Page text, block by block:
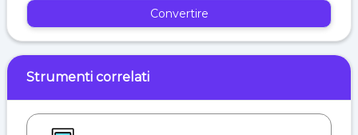
Convertire
Strumenti correlati